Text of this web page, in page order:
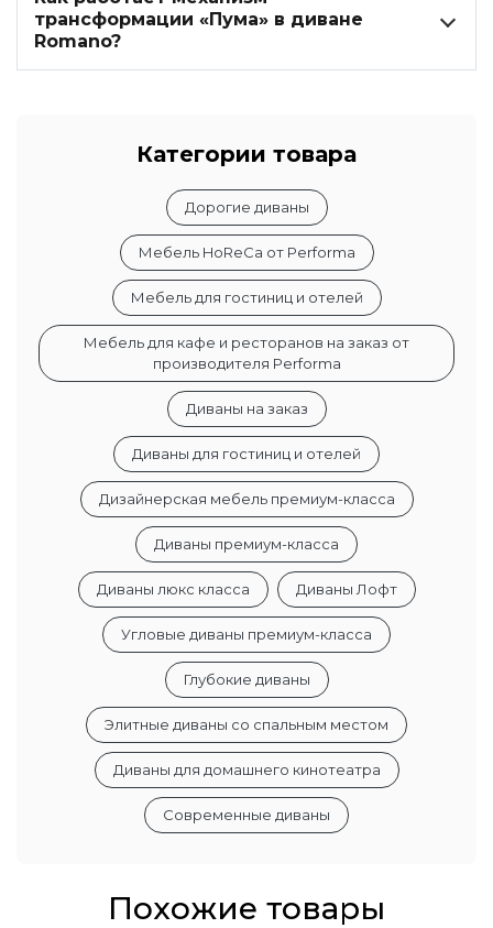
трансформации «Пума» в диване
Romano?
Категории товара
Дорогие диваны
Мебель HoReCa от Performa
Мебель для гостиниц и отелей
Мебель для кафе и ресторанов на заказ от
производителя Performa
Диваны на заказ
Диваны для гостиниц и отелей
Дизайнерская мебель премиум-класса
Диваны премиум-класса
Диваны люкс класса Диваны Лофт
Угловые диваны премиум-класса
Глубокие диваны
Элитные диваны со спальным местом
Диваны для домашнего кинотеатра
Современные диваны
Похожие товары